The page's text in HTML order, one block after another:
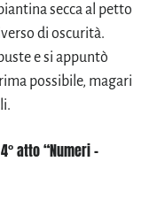
secca al petto
di oscurità.
e si appuntò
possibile, magari
4° atto “Numeri –